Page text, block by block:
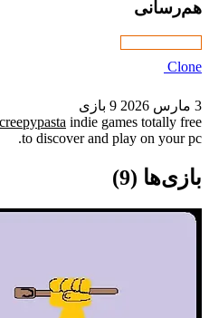
A collection with #horrorand